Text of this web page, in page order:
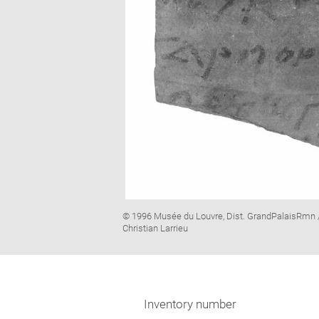
Image
caption:
© 1996 Musée du Louvre, Dist. GrandPalaisRmn
Christian Larrieu
Inventory number